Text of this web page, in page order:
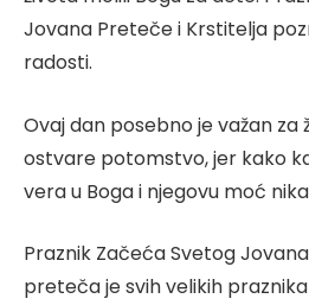
Jovana Preteče i Krstitelja
radosti.
Ovaj dan posebno je važan za
ostvare potomstvo, jer kako
vera u Boga i njegovu moć
Praznik Začeća Svetog
preteča je svih velikih